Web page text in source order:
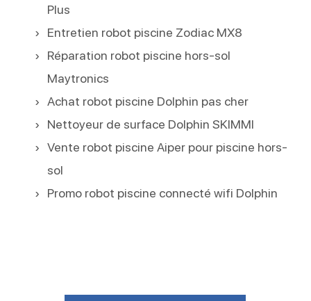
Plus
Entretien robot piscine Zodiac MX8
Réparation robot piscine hors-sol
Maytronics
Achat robot piscine Dolphin pas cher
Nettoyeur de surface Dolphin SKIMMI
Vente robot piscine Aiper pour piscine hors-
sol
Promo robot piscine connecté wifi Dolphin